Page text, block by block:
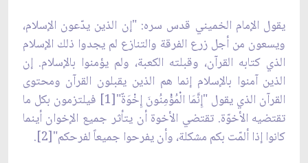
يقول الإمام الخميني قدس سره: "إن الذين يدّعون الإسلام،
ويسعون من أجل زرع الفرقة والتنازع لم يجدوا ذلك الإسلام
الذي كتابه القرآن، وقبلته الكعبة، ولم يؤمنوا بالإسلام. إن
الذين آمنوا بالإسلام إنما هم الذين يقبلون القرآن ومحتوى
القرآن الذي يقول "إِنَّمَا الْمُؤْمِنُونَ إِخْوَةٌ"[1] فيلتزمون بكل ما
تقتضيه الأخوّة. تقتضي الأخوة أن يتأثر جميع الإخوان أينما
كانوا إذا ألمّت بكم مشكلة، وأن يفرحوا جميعاً لفرحكم"[2].